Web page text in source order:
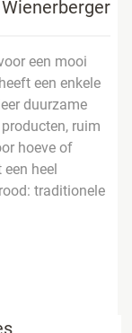
Wienerberger
een mooi
een enkele
duurzame
ruim
hoeve of
heel
traditionele